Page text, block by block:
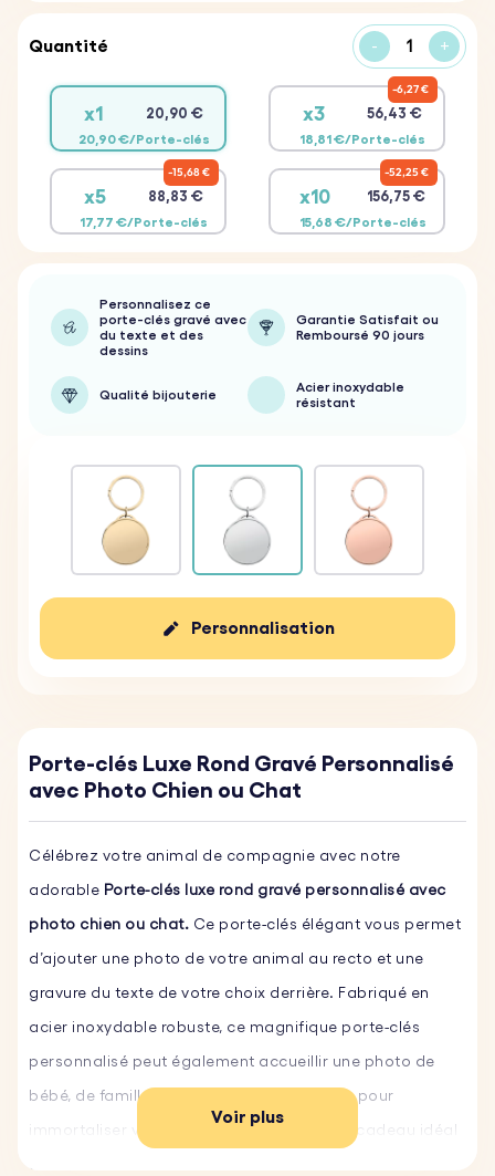
Quantité - +
x1 20,90 €
20,90 €/Porte-clés
x3 56,43 €
18,81 €/Porte-clés
6,27 €
x5 88,83 €
17,77 €/Porte-clés
15,68 €
x10 156,75 €
15,68 €/Porte-clés
52,25 €
Personnalisez ce
porte-clés gravé avec
du texte et des
dessins
Garantie Satisfait ou
Remboursé 90 jours
Qualité bijouterie
Acier inoxydable
résistant
Personnalisation
Porte-clés Luxe Rond Gravé Personnalisé
avec Photo Chien ou Chat
Célébrez votre animal de compagnie avec notre
adorable Porte-clés luxe rond gravé personnalisé avec
photo chien ou chat. Ce porte-clés élégant vous permet
d’ajouter une photo de votre animal au recto et une
gravure du texte de votre choix derrière. Fabriqué en
acier inoxydable robuste, ce magnifique porte-clés
personnalisé peut également accueillir une photo de
bébé, de famille, de mariage ou de couple, pour
immortaliser vos plus beaux souvenirs. Un cadeau idéal
et une manière originale et durable de chérir vos
Voir plus